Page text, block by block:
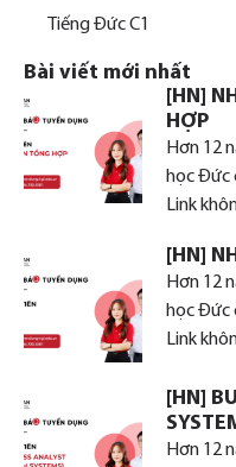
Tiếng Đức C1
Bài viết mới nhất
[HN]
HỢP
Hơn 12
học Đức
Link
[HN]
Hơn 12
học Đức
Link
[HN]
Hơn 12